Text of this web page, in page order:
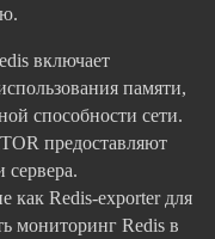
включает
памяти,
способности сети.
предоставляют
как Redis-exporter для
мониторинг Redis в